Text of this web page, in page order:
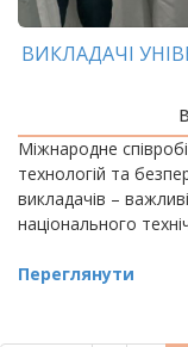
ВИКЛАДАЧІ
Міжнародне
технологій та
викладачів –
національного
Переглянути